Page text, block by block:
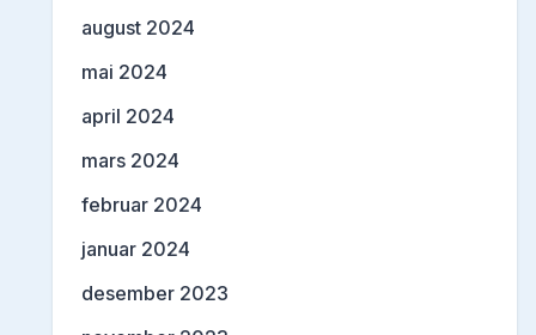
august 2024
mai 2024
april 2024
mars 2024
februar 2024
januar 2024
desember 2023